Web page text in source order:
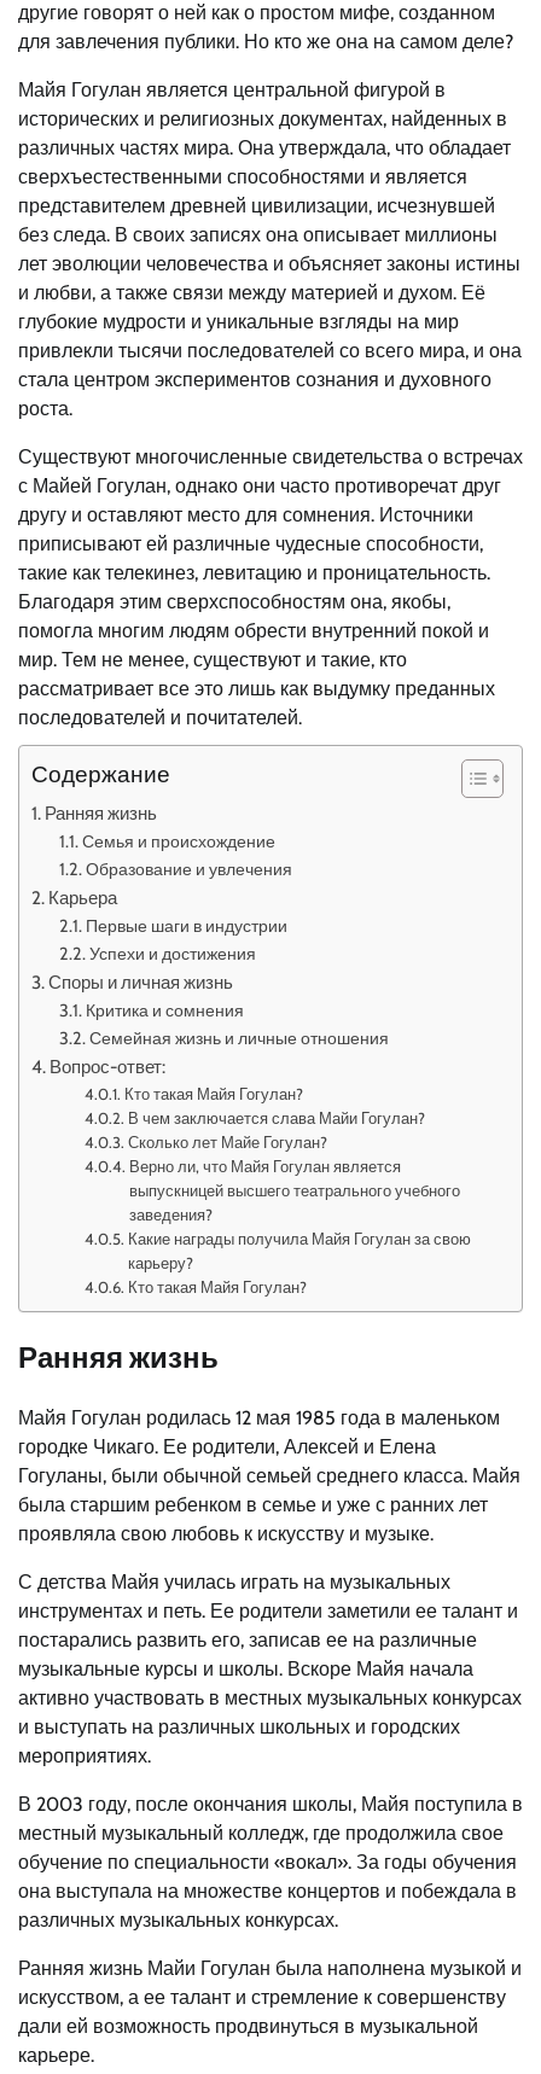
другие говорят о ней как о простом мифе, созданном
для завлечения публики. Но кто же она на самом деле?
Майя Гогулан является центральной фигурой в
исторических и религиозных документах, найденных в
различных частях мира. Она утверждала, что обладает
сверхъестественными способностями и является
представителем древней цивилизации, исчезнувшей
без следа. В своих записях она описывает миллионы
лет эволюции человечества и объясняет законы истины
и любви, а также связи между материей и духом. Её
глубокие мудрости и уникальные взгляды на мир
привлекли тысячи последователей со всего мира, и она
стала центром экспериментов сознания и духовного
роста.
Существуют многочисленные свидетельства о встречах
с Майей Гогулан, однако они часто противоречат друг
другу и оставляют место для сомнения. Источники
приписывают ей различные чудесные способности,
такие как телекинез, левитацию и проницательность.
Благодаря этим сверхспособностям она, якобы,
помогла многим людям обрести внутренний покой и
мир. Тем не менее, существуют и такие, кто
рассматривает все это лишь как выдумку преданных
последователей и почитателей.
Содержание
Ранняя жизнь
Семья и происхождение
Образование и увлечения
Карьера
Первые шаги в индустрии
Успехи и достижения
Споры и личная жизнь
Критика и сомнения
Семейная жизнь и личные отношения
Вопрос-ответ:
Кто такая Майя Гогулан?
В чем заключается слава Майи Гогулан?
Сколько лет Майе Гогулан?
Верно ли, что Майя Гогулан является
выпускницей высшего театрального учебного
заведения?
Какие награды получила Майя Гогулан за свою
карьеру?
Кто такая Майя Гогулан?
Ранняя жизнь
Майя Гогулан родилась 12 мая 1985 года в маленьком
городке Чикаго. Ее родители, Алексей и Елена
Гогуланы, были обычной семьей среднего класса. Майя
была старшим ребенком в семье и уже с ранних лет
проявляла свою любовь к искусству и музыке.
С детства Майя училась играть на музыкальных
инструментах и петь. Ее родители заметили ее талант и
постарались развить его, записав ее на различные
музыкальные курсы и школы. Вскоре Майя начала
активно участвовать в местных музыкальных конкурсах
и выступать на различных школьных и городских
мероприятиях.
В 2003 году, после окончания школы, Майя поступила в
местный музыкальный колледж, где продолжила свое
обучение по специальности «вокал». За годы обучения
она выступала на множестве концертов и побеждала в
различных музыкальных конкурсах.
Ранняя жизнь Майи Гогулан была наполнена музыкой и
искусством, а ее талант и стремление к совершенству
дали ей возможность продвинуться в музыкальной
карьере.